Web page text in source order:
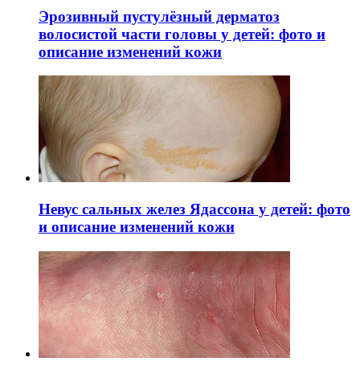
Эрозивный пустулёзный дерматоз
волосистой части головы у детей: фото и
описание изменений кожи
Невус сальных желез Ядассона у детей: фото
и описание изменений кожи